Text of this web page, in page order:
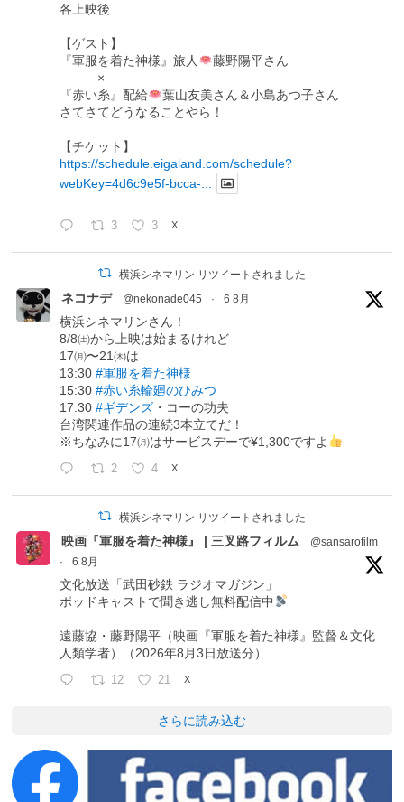
各上映後
【ゲスト】
『軍服を着た神様』旅人
藤野陽平さん
×
『赤い糸』配給
葉山友美さん＆小島あつ子さん
さてさてどうなることやら！
【チケット】
https://schedule.eigaland.com/schedule?
webKey=4d6c9e5f-bcca-...
3 3 X
横浜シネマリン リツイートされました
ネコナデ @nekonade045 · 6 8月
横浜シネマリンさん！
8/8㈯から上映は始まるけれど
17㈪〜21㈭は
13:30#軍服を着た神様
15:30#赤い糸輪廻のひみつ
17:30#ギデンズ ・コーの功夫
台湾関連作品の連続3本立てだ！
※ちなみに17㈪はサービスデーで¥1,300ですよ
2 4 X
横浜シネマリン リツイートされました
映画『軍服を着た神様』 | 三叉路フィルム
@sansarofilm
·
6 8月
文化放送「武田砂鉄 ラジオマガジン」
ポッドキャストで聞き逃し無料配信中
遠藤協・藤野陽平（映画『軍服を着た神様』監督＆文化
人類学者）（2026年8月3日放送分）
12 21 X
さらに読み込む